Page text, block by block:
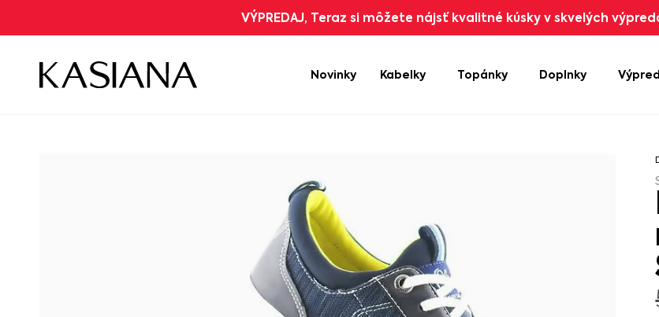
VÝPREDAJ, Teraz si môžete nájsť kvalitné kúsky v skvelých
Novinky Kabelky Topánky Doplnky